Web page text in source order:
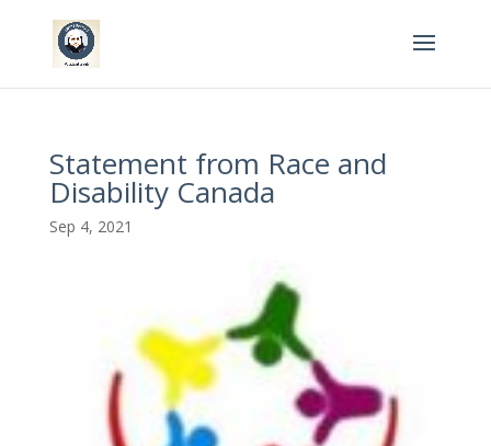
Statement from Race and
Disability Canada
Sep 4, 2021